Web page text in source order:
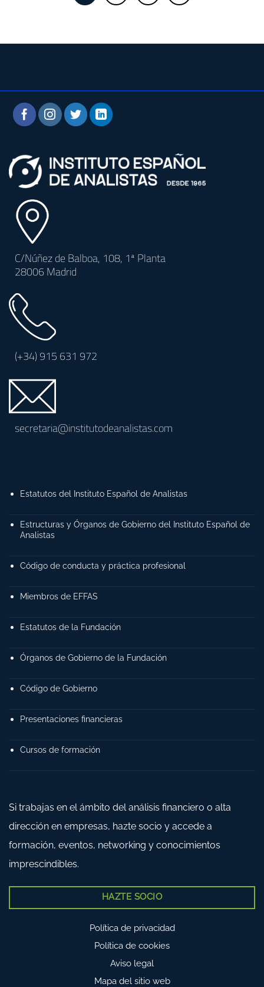
C/Núñez de Balboa, 108, 1ª Planta
28006 Madrid
(+34)915 631 972
secretaria@institutodeanalistas.com
Estatutos del Instituto Español de Analistas
Estructuras y Órganos de Gobierno del Instituto Español de
Analistas
Código de conducta y práctica profesional
Miembros de EFFAS
Estatutos de la Fundación
Órganos de Gobierno de la Fundación
Código de Gobierno
Presentaciones financieras
Cursos de formación
Si trabajas en el ámbito del análisis financiero o alta
dirección en empresas, hazte socio y accede a
formación, eventos, networking y conocimientos
imprescindibles.
HAZTE SOCIO
Política de privacidad
Política de cookies
Aviso legal
Mapa del sitio web